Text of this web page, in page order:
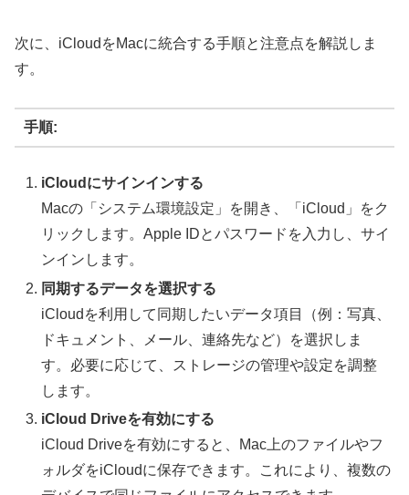
次に、iCloudをMacに統合する手順と注意点を解説しま
す。
手順:
iCloudにサインインする
Macの「システム環境設定」を開き、「iCloud」をク
リックします。Apple IDとパスワードを入力し、サイ
ンインします。
同期するデータを選択する
iCloudを利用して同期したいデータ項目（例：写真、
ドキュメント、メール、連絡先など）を選択しま
す。必要に応じて、ストレージの管理や設定を調整
します。
iCloud Driveを有効にする
iCloud Driveを有効にすると、Mac上のファイルやフ
ォルダをiCloudに保存できます。これにより、複数の